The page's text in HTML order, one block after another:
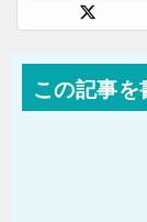
この記事を